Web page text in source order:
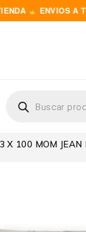
ENVIOS A TODO
3 X 100 MOM